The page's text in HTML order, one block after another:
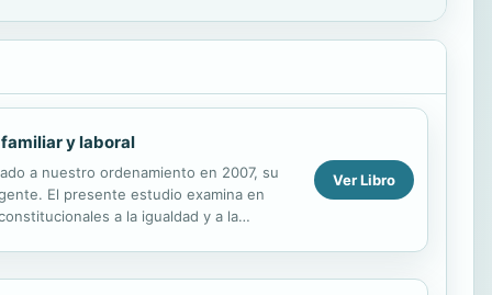
y laboral
a nuestro ordenamiento en 2007, su
El presente estudio examina en
a la igualdad y a la
Ver Libro